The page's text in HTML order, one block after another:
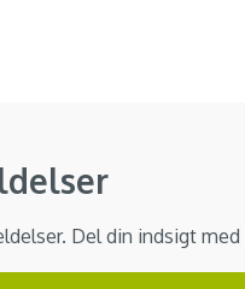
Del din indsigt med